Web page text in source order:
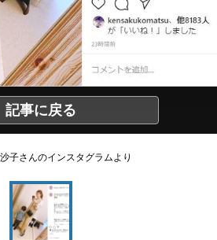
記事に戻る
子さんのインスタグラムより